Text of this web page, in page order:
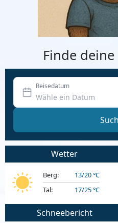
Finde
Reisedatum
Wetter
Berg:
13/20 °C
Tal:
17/25 °C
Schneebericht